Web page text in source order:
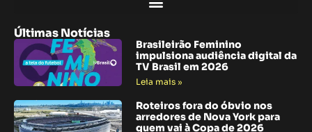
Últimas Notícias
Brasileirão Feminino
impulsiona audiência digital da
TV Brasil em 2026
Leia mais »
Roteiros fora do óbvio nos
arredores de Nova York para
quem vai à Copa de 2026